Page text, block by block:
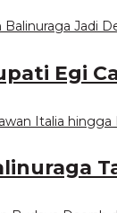
Egi